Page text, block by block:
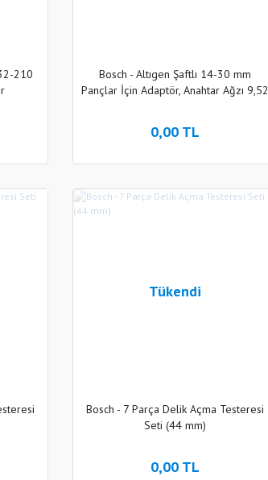
210
Bosch - Altıgen Şaftlı 14-30 mm
Pançlar İçin Adaptör, Anahtar Ağzı 9,52
0,00 TL
Tükendi
Bosch - 7 Parça Delik Açma Testeresi
Seti (44 mm)
0,00 TL